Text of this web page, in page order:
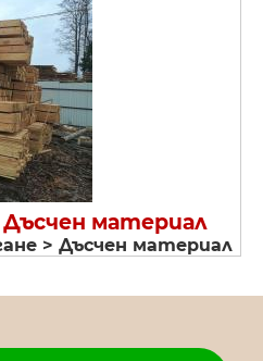
Дъсчен материал
> Дъсчен материал